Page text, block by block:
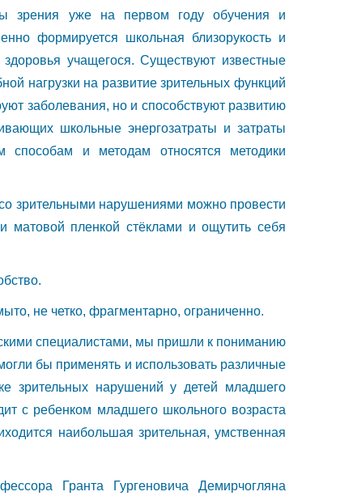
зрения уже на первом году обучения и
формируется школьная близорукость и
учащегося. Существуют известные
нагрузки на развитие зрительных функций
заболевания, но и способствуют развитию
школьные энергозатраты и затраты
способам и методам относятся методики
зрительными нарушениями можно провести
матовой пленкой стёклами и ощутить себя
не четко, фрагментарно, ограниченно.
специалистами, мы пришли к пониманию
бы применять и использовать различные
зрительных нарушений у детей младшего
с ребенком младшего школьного возраста
наибольшая зрительная, умственная
Гранта Гургеновича Демирчогляна